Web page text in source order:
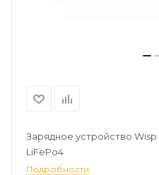
Зарядное устройство
LiFePo4
Подробности